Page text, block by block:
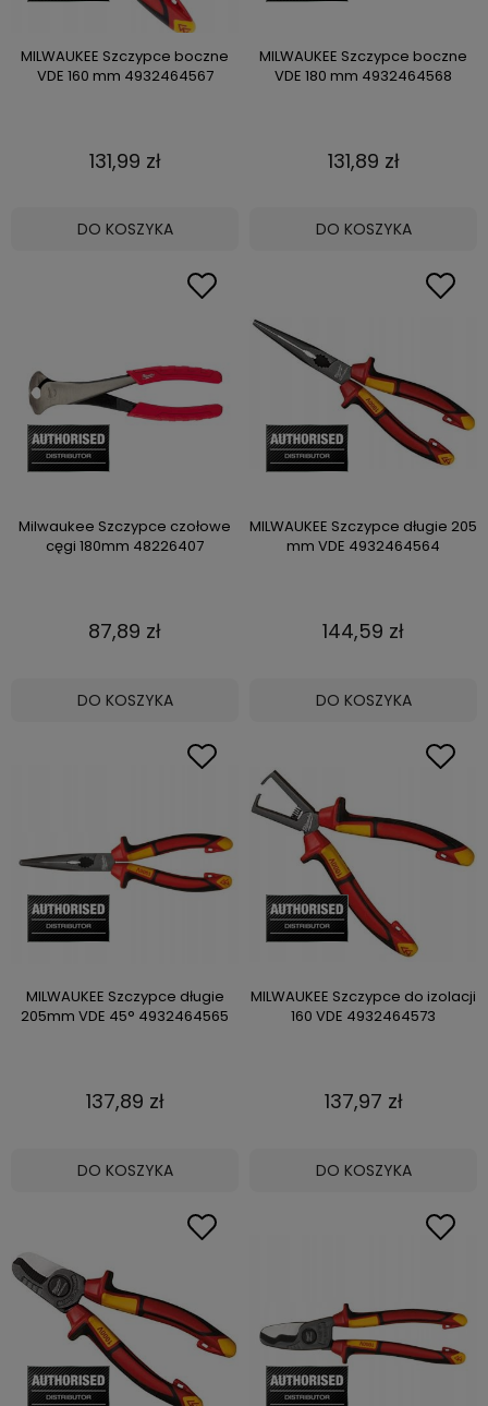
MILWAUKEE Szczypce boczne
VDE 160 mm 4932464567
131,99 zł
DO KOSZYKA
MILWAUKEE Szczypce boczne
VDE 180 mm 4932464568
131,89 zł
DO KOSZYKA
Milwaukee Szczypce czołowe
cęgi 180mm 48226407
87,89 zł
DO KOSZYKA
MILWAUKEE Szczypce długie 205
mm VDE 4932464564
144,59 zł
DO KOSZYKA
MILWAUKEE Szczypce długie
205mm VDE 45° 4932464565
137,89 zł
DO KOSZYKA
MILWAUKEE Szczypce do izolacji
160 VDE 4932464573
137,97 zł
DO KOSZYKA